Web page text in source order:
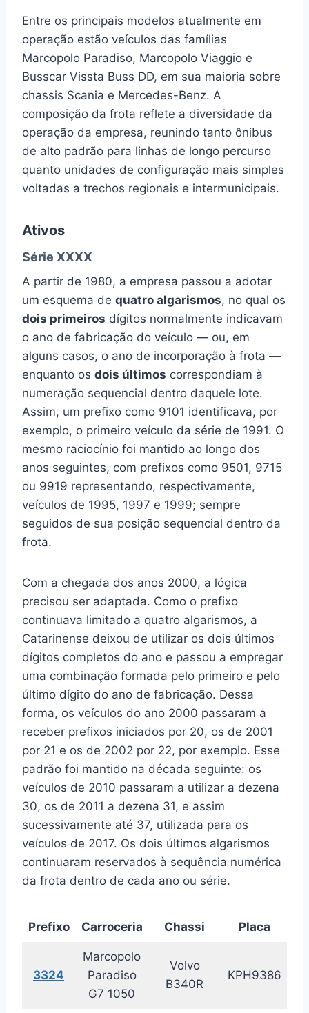
Entre os principais modelos atualmente em
operação estão veículos das famílias
Marcopolo Paradiso, Marcopolo Viaggio e
Busscar Vissta Buss DD, em sua maioria sobre
chassis Scania e Mercedes-Benz. A
composição da frota reflete a diversidade da
operação da empresa, reunindo tanto ônibus
de alto padrão para linhas de longo percurso
quanto unidades de configuração mais simples
voltadas a trechos regionais e intermunicipais.
Ativos
Série XXXX
A partir de 1980, a empresa passou a adotar
um esquema de quatro algarismos, no qual os
dois primeiros dígitos normalmente indicavam
o ano de fabricação do veículo — ou, em
alguns casos, o ano de incorporação à frota —
enquanto os dois últimos correspondiam à
numeração sequencial dentro daquele lote.
Assim, um prefixo como 9101 identificava, por
exemplo, o primeiro veículo da série de 1991. O
mesmo raciocínio foi mantido ao longo dos
anos seguintes, com prefixos como 9501, 9715
ou 9919 representando, respectivamente,
veículos de 1995, 1997 e 1999; sempre
seguidos de sua posição sequencial dentro da
frota.
Com a chegada dos anos 2000, a lógica
precisou ser adaptada. Como o prefixo
continuava limitado a quatro algarismos, a
Catarinense deixou de utilizar os dois últimos
dígitos completos do ano e passou a empregar
uma combinação formada pelo primeiro e pelo
último dígito do ano de fabricação. Dessa
forma, os veículos do ano 2000 passaram a
receber prefixos iniciados por 20, os de 2001
por 21 e os de 2002 por 22, por exemplo. Esse
padrão foi mantido na década seguinte: os
veículos de 2010 passaram a utilizar a dezena
30, os de 2011 a dezena 31, e assim
sucessivamente até 37, utilizada para os
veículos de 2017. Os dois últimos algarismos
continuaram reservados à sequência numérica
da frota dentro de cada ano ou série.
Prefixo Carroceria Chassi Placa
3324
Marcopolo
Paradiso
G7 1050
Volvo
B340R
KPH9386